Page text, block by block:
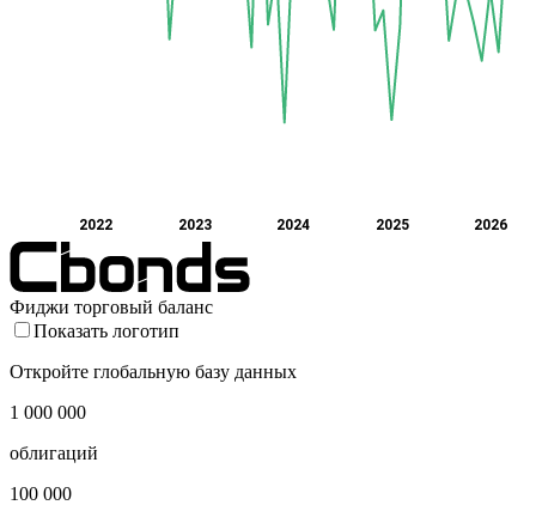
2022 2023 2024 2025 2026
Фиджи торговый баланс
Показать логотип
Откройте глобальную базу данных
1 000 000
облигаций
100 000